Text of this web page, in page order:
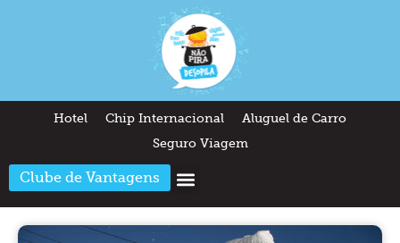
Hotel Chip Internacional
Aluguel de Carro
Seguro Viagem
Clube de Vantagens